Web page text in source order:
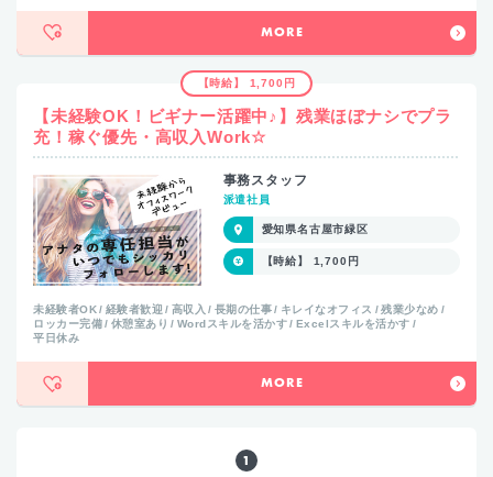
MORE
【時給】 1,700円
【未経験OK！ビギナー活躍中♪】残業ほぼナシでプラ
充！稼ぐ優先・高収入Work☆
事務スタッフ
派遣社員
愛知県名古屋市緑区
【時給】 1,700円
未経験者OK 経験者歓迎 高収入 長期の仕事 キレイなオフィス
残業少なめ
ロッカー完備
休憩室あり Wordスキルを活かす
Excelスキルを活かす
平日休み
MORE
1